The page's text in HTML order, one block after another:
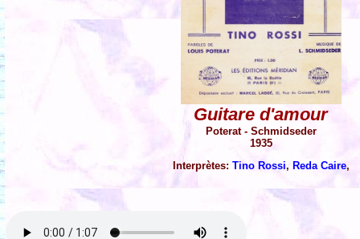
Guitare d'amour
Poterat - Schmidseder
1935
Interprètes: Tino Rossi, Reda Caire,